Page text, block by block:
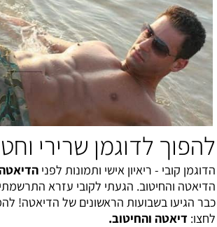
להפוך לדוגמן שרירי
הדוגמן קובי - ריאיון אישי ותמונות לפני ה
הדיאטה והחיטוב. הגעתי לקובי עזרא
כבר הגיעו בשבועות הראשונים של הדיאטה!
לחצו: דיאטה והחיטוב.